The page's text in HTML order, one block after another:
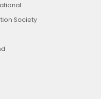
Society